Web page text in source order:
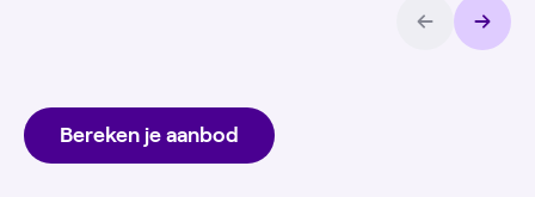
Bereken je aanbod